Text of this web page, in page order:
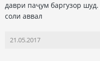
даври паҷум баргузор
соли аввал
21.05.2017